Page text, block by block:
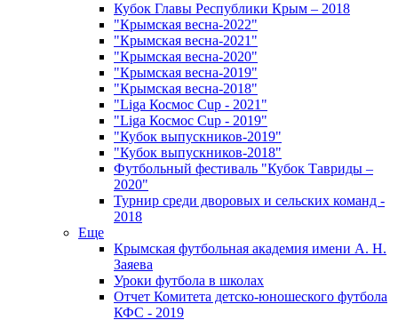
Кубок Главы Республики Крым – 2018
"Крымская весна-2022"
"Крымская весна-2021"
"Крымская весна-2020"
"Крымская весна-2019"
"Крымская весна-2018"
"Liga Космос Cup - 2021"
"Liga Космос Cup - 2019"
"Кубок выпускников-2019"
"Кубок выпускников-2018"
Футбольный фестиваль "Кубок Тавриды –
2020"
Турнир среди дворовых и сельских команд -
2018
Еще
Крымская футбольная академия имени А. Н.
Заяева
Уроки футбола в школах
Отчет Комитета детско-юношеского футбола
КФС - 2019